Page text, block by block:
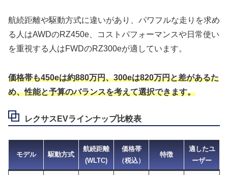
航続距離や駆動方式に違いがあり、パワフルな走りを求め
る人はAWDのRZ450e、コストパフォーマンスや日常使い
を重視する人はFWDのRZ300eが適しています。
価格帯も450eは約880万円、300eは820万円と差があるた
め、性能と予算のバランスを考えて選択できます。
レクサスEVラインナップ比較表
モデル 駆動方式
航続距離
(WLTC)
価格帯
（税込）
特徴
適したユ
ーザー